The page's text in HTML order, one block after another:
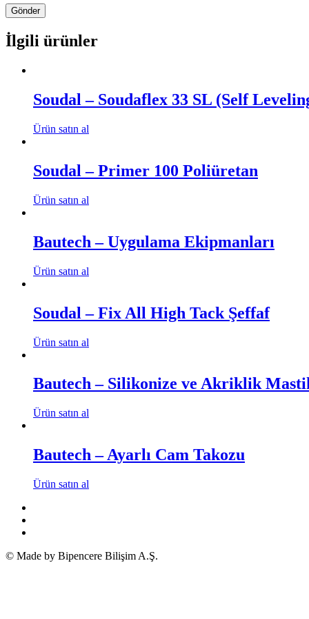
İlgili ürünler
Soudal – Soudaflex 33 SL (Self
Ürün satın al
Soudal – Primer 100 Poliüretan
Ürün satın al
Bautech – Uygulama Ekipmanları
Ürün satın al
Soudal – Fix All High Tack Şeffaf
Ürün satın al
Bautech – Silikonize ve Akriklik
Ürün satın al
Bautech – Ayarlı Cam Takozu
Ürün satın al
© Made by Bipencere Bilişim A.Ş.